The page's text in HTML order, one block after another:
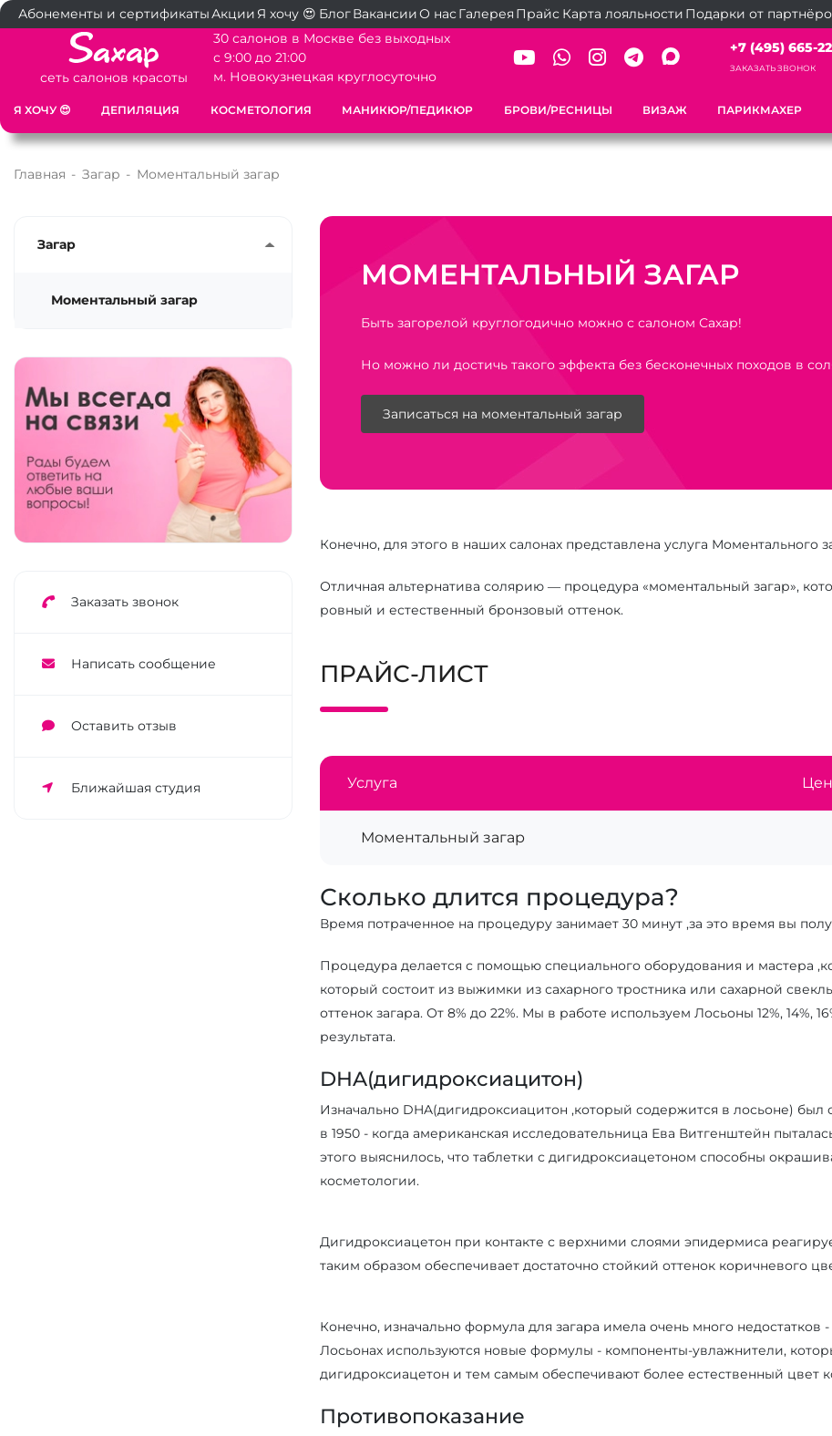
Абонементы и сертификатыАкции Я хочу 😍 БлогВакансииО насГалерея Прайс Карта лояльности Подарки от
сеть салонов красоты
30 салонов в Москве без выходных
с 9:00 до 21:00
м. Новокузнецкая круглосуточно
+7 (495) 665-
ЗАКАЗАТЬ ЗВОНОК
Я ХОЧУ 😍 ДЕПИЛЯЦИЯ КОСМЕТОЛОГИЯ МАНИКЮР/ПЕДИКЮР БРОВИ/РЕСНИЦЫ ВИЗАЖ ПАРИКМАХЕР
Главная - Загар - Моментальный загар
Загар
Моментальный загар
Заказать звонок
Написать сообщение
Оставить отзыв
Ближайшая студия
МОМЕНТАЛЬНЫЙ ЗАГАР
Быть загорелой круглогодично можно с салоном Сахар!
Но можно ли достичь такого эффекта без бесконечных походов в
Записаться на моментальный загар
Конечно, для этого в наших салонах представлена услуга Моментального
Отличная альтернатива солярию — процедура «моментальный загар»,
ровный и естественный бронзовый оттенок.
ПРАЙС-ЛИСТ
Услуга
Моментальный загар
Сколько длится процедура?
Время потраченное на процедуру занимает 30 минут ,за это время вы
Процедура делается с помощью специального оборудования и мастера
который состоит из выжимки из сахарного тростника или сахарной
оттенок загара. От 8% до 22%. Мы в работе используем Лосьоны 12%, 14%,
результата.
DHA(дигидроксиацитон)
Изначально DHA(дигидроксиацитон ,который содержится в лосьоне)
в 1950 - когда американская исследовательница Ева Витгенштейн
этого выяснилось, что таблетки с дигидроксиацетоном способны
косметологии.
Дигидроксиацетон при контакте с верхними слоями эпидермиса
таким образом обеспечивает достаточно стойкий оттенок коричневого
Конечно, изначально формула для загара имела очень много
Лосьонах используются новые формулы - компоненты-увлажнители,
дигидроксиацетон и тем самым обеспечивают более естественный цвет
Противопоказание